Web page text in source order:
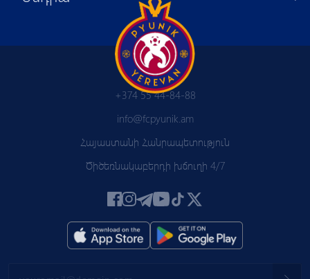
+374 55 44-84-88
info@fcpyunik.am
Հայաստանի Հանրապետություն
Ծիծեռնակաբերդի խճուղի 4/7